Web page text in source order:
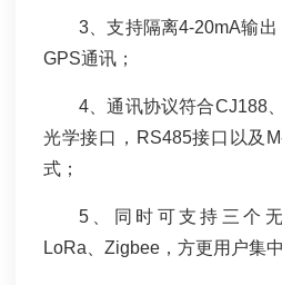
3、支持隔离4-20mA输出
GPS通讯；
4、通讯协议符合CJ188
光学接口，RS485接口以及
式；
5、同时可支持三个无
LoRa、Zigbee，方更用户集